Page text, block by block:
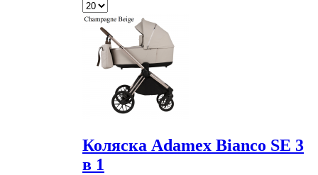
Коляска Adamex Bianco SE 3
в 1